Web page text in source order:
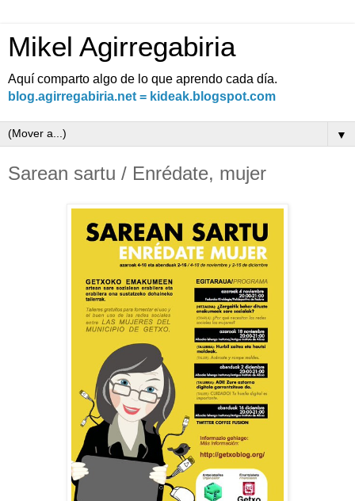
Mikel Agirregabiria
Aquí comparto algo de lo que aprendo cada día.
blog.agirregabiria.net = kideak.blogspot.com
▼
Sarean sartu / Enrédate, mujer